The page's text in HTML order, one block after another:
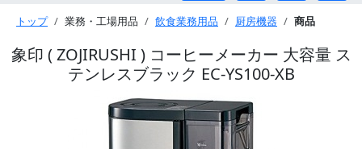
トップ 業務・工場用品 飲食業務用品 厨房機器 商品
象印 ( ZOJIRUSHI ) コーヒーメーカー 大容量 ス
テンレスブラック EC-YS100-XB